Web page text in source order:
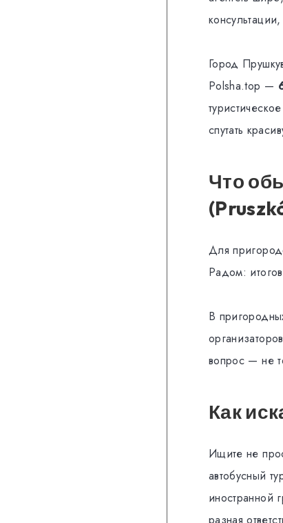
Город
Polsha.top —
спутать
Что
Для
Радом:
В
вопрос — не
Как
Ищите не
автобусный
иностранной
разная